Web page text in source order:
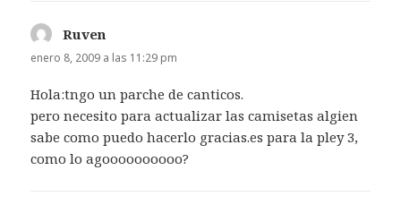
Ruven
enero 8, 2009 a las 11:29 pm
Hola:tngo un parche de canticos.
pero necesito para actualizar las camisetas algien
sabe como puedo hacerlo gracias.es para la pley 3,
como lo agoooooooooo?